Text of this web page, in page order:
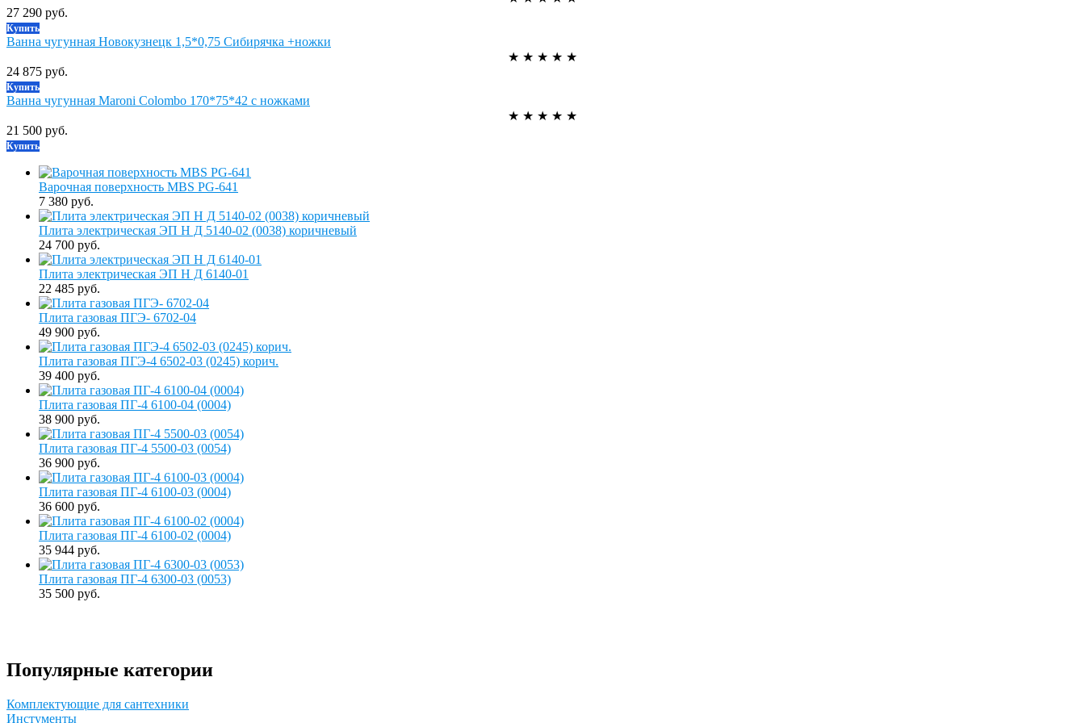
27 290 руб.
Купить
Ванна чугунная Новокузнецк 1,5*0,75 Сибирячка +ножки
★ ★ ★ ★ ★
24 875 руб.
Купить
Ванна чугунная Maroni Colombo 170*75*42 с ножками
★ ★ ★ ★ ★
21 500 руб.
Купить
Варочная поверхность MBS PG-641
7 380 руб.
Плита электрическая ЭП Н Д 5140-02 (0038) коричневый
24 700 руб.
Плита электрическая ЭП Н Д 6140-01
22 485 руб.
Плита газовая ПГЭ- 6702-04
49 900 руб.
Плита газовая ПГЭ-4 6502-03 (0245) корич.
39 400 руб.
Плита газовая ПГ-4 6100-04 (0004)
38 900 руб.
Плита газовая ПГ-4 5500-03 (0054)
36 900 руб.
Плита газовая ПГ-4 6100-03 (0004)
36 600 руб.
Плита газовая ПГ-4 6100-02 (0004)
35 944 руб.
Плита газовая ПГ-4 6300-03 (0053)
35 500 руб.
Популярные категории
Комплектующие для сантехники
Инстументы